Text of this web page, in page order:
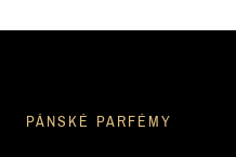
PÁNSKÉ PARFÉMY